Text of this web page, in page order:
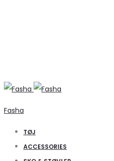
Fasha
TØJ
ACCESSORIES